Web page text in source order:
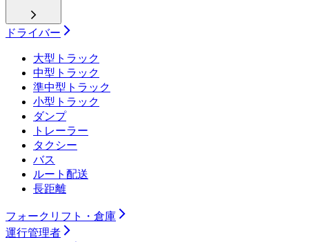
ドライバー
大型トラック
中型トラック
準中型トラック
小型トラック
ダンプ
トレーラー
タクシー
バス
ルート配送
長距離
フォークリフト・倉庫
運行管理者